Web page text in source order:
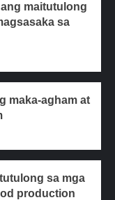
maitutulong
sa
maka-agham at
sa mga
production